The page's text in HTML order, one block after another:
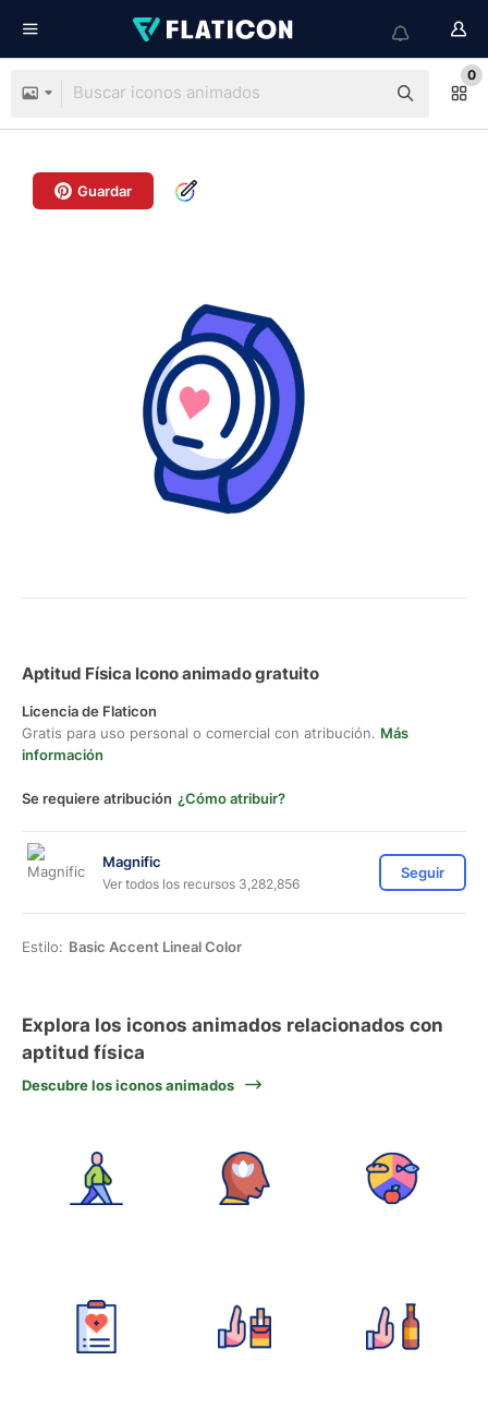
0
Guardar
Aptitud Física Icono animado gratuito
Licencia de Flaticon
Gratis para uso personal o comercial con atribución. Más
información
Se requiere atribución ¿Cómo atribuir?
Magnific
Ver todos los recursos 3,282,856
Seguir
Estilo: Basic Accent Lineal Color
Explora los iconos animados relacionados con
aptitud física
Descubre los iconos animados